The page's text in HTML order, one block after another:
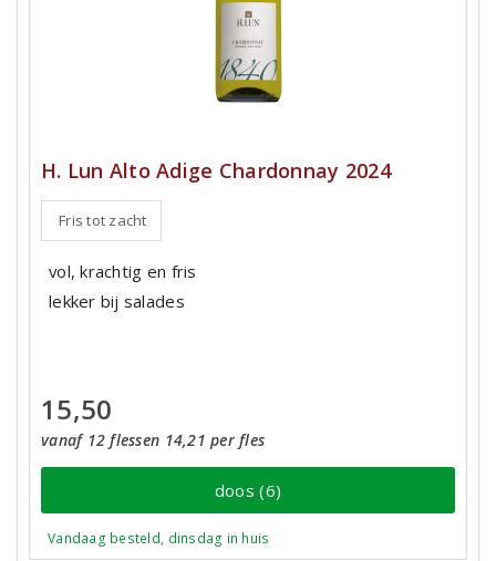
H. Lun Alto Adige Chardonnay 2024
Fris tot zacht
vol, krachtig en fris
lekker bij salades
15,50
vanaf 12 flessen 14,21 per fles
doos (6)
Vandaag besteld, dinsdag in huis